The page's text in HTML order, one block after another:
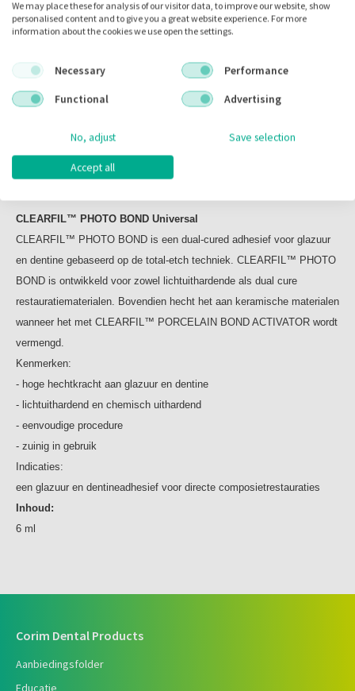
Inhoud:
6.00 ml
Voorraad:
Omschrijving
Omschrijving
CLEARFIL™ PHOTO BOND Universal
CLEARFIL™ PHOTO BOND is een dual-cured adhesief voor glazuur
en dentine gebaseerd op de total-etch techniek. CLEARFIL™ PHOTO
BOND is ontwikkeld voor zowel lichtuithardende als dual cure
restauratiematerialen. Bovendien hecht het aan keramische materialen
wanneer het met CLEARFIL™ PORCELAIN BOND ACTIVATOR wordt
vermengd.
Kenmerken:
- hoge hechtkracht aan glazuur en dentine
- lichtuithardend en chemisch uithardend
- eenvoudige procedure
- zuinig in gebruik
Indicaties:
een glazuur en dentineadhesief voor directe composietrestauraties
Inhoud:
6 ml
Corim Dental Products
Aanbiedingsfolder
Educatie
We may place these for analysis of our visitor data, to improve our website, show
personalised content and to give you a great website experience. For more
information about the cookies we use open the settings.
Necessary
Performance
Functional
Advertising
No, adjust Save selection
Accept all